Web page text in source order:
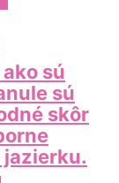
sú
sú
skôr
jazierku.